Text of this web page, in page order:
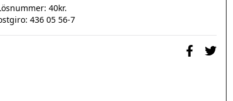
40kr.
436 05 56-7